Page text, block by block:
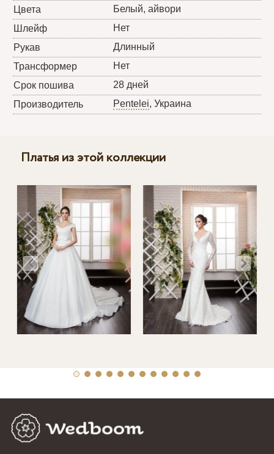
Цвета
Белый, айвори
Шлейф
Нет
Рукав
Длинный
Трансформер
Нет
Срок пошива
28 дней
Производитель
Pentelei, Украина
Платья из этой коллекции